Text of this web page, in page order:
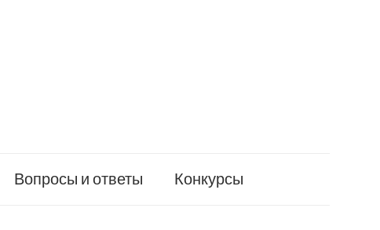
Вопросы и ответы Конкурсы